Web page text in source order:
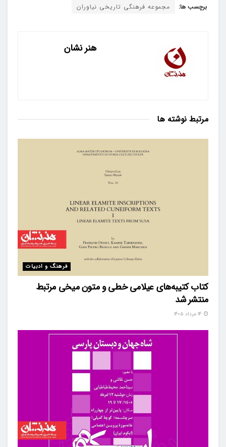
برچسب ها: مجموعه فرهنگی تاریخی نیاوران
هنر نشان
مرتبط نوشته ها
فرهنگ و ادبیات
کتاب کتیبه‌های عیلامی خطی و متون میخی مرتبط
منتشر شد